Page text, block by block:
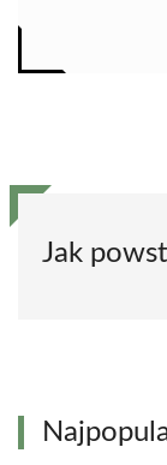
Jak